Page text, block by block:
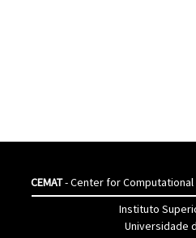
CEMAT- Center for
Instituto
Universidade